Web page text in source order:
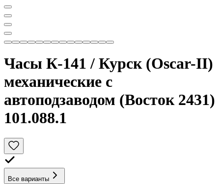
Часы К-141 / Курск (Oscar-II)
механические с
автоподзаводом (Восток 2431)
101.088.1
Все варианты